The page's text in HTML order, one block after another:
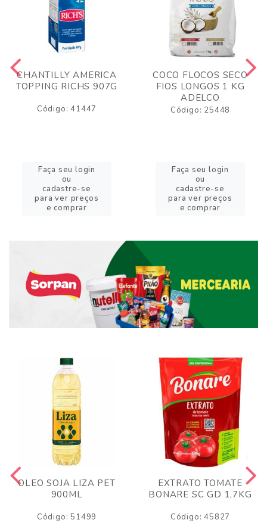
CHANTILLY AMERICA
TOPPING RICHS 907G
Código: 41447
Faça seu login
ou
cadastre-se
para ver preços
e comprar
COCO FLOCOS SECO
FIOS LONGOS 1 KG
ADELCO
Código: 25448
Faça seu login
ou
cadastre-se
para ver preços
e comprar
OLEO SOJA LIZA PET
900ML
Código: 51499
EXTRATO TOMATE
BONARE SC GD 1,7KG
Código: 45827